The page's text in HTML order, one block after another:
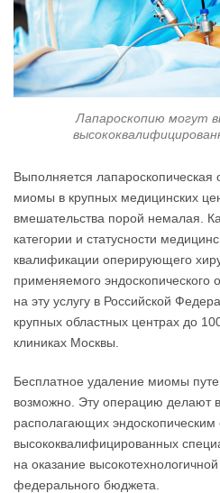
Лапароскопию могут
Выполняется
миомы в крупных медицинских
вмешательства порой немалая.
категории и статусности
квалификации оперирующего
применяемого эндоскопического
на эту услугу в Российской
крупных областных центрах до
клиниках Москвы.
Бесплатное удаление миомы
возможно. Эту операцию делают в
располагающих
высококвалифицированных
на оказание
федерального бюджета.